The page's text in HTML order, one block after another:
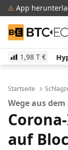
App
BTC-ECHO
1,98 T €
Hyperliquid-Kurs
Startseite
Wege aus
auf